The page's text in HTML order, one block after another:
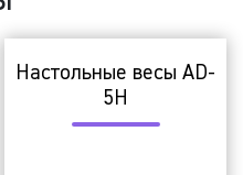
Настольные весы AD-
5H